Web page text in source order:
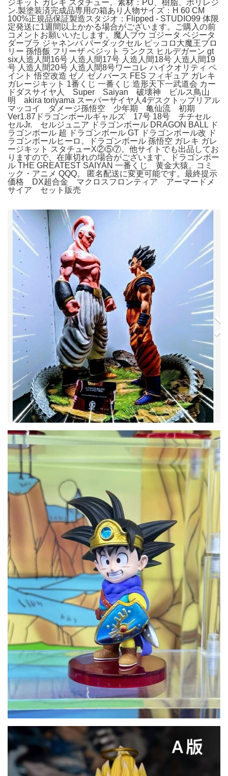
ジキット ガレキ スタチュー。素材：PU、樹脂、ポリレジ
ン.製塗装済完成品専用の箱あり人物サイズ：H 60 CM
100%正規品保証製造スタジオ：Flipped - STUDIO99 体限
定発送に1週間以上かかる場合がございます。ご購入の前
コメントお願いいたします。魔人ブウ ゴジータ ベジータ
ダーブラ ジャネンバ バーダックセル ピッコロ大魔王ブロ
リー 孫悟飯 フリーザ ベジット ランクス ヒルデガーン gt
six人造人間16号 人造人間17号 人造人間18号 人造人間19
号 人造人間20号 人造人間8号ワーコレ ハイクオリティ ペ
イント 悟空改造 ゼノ ゼノバース FES フィギュア ガレキ
ガレージキット 1番くじ 一番くじ 造形天下一武道会 カー
ドダスサイヤ人 Super Saiyan 破壊神 ビルス鳥山
明 akira toriyama スーパーサイヤ人4デスクトップリアル
マッコイ ダメージ孫悟空 少年期 亀仙流 初期
Ver1.87ドラゴンボールギャルズ 17号 18号 チチセル
セルJr. セルジュニア ドラゴンボール DRAGON BALL ド
ラゴンボール 超 ドラゴンボール GT ドラゴンボール改 ド
ラゴンボールヒーロ。ドラゴンボール 孫悟空 ガレキ ガレ
ージキット スタチューX②⑤⑦。他サイトでも出品してお
りますので、在庫切れの場合がございます。ドラゴンボー
ル THE GREATEST SAIYAN 一番くじ 黄金大猿。コミ
ック・アニメ QQQ。 匿名配送に変更可能です。最終提示
価格 DX超合金 マクロスフロンティア アーマードメ
サイア セット販売